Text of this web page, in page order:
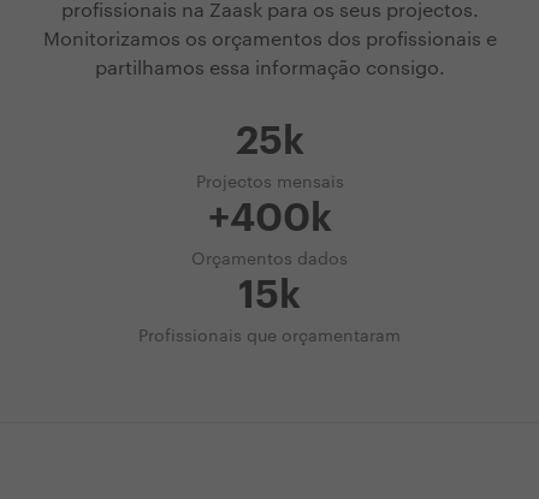
profissionais na Zaask para os seus projectos.
Monitorizamos os orçamentos dos profissionais e
partilhamos essa informação consigo.
25k
Projectos mensais
+400k
Orçamentos dados
15k
Profissionais que orçamentaram